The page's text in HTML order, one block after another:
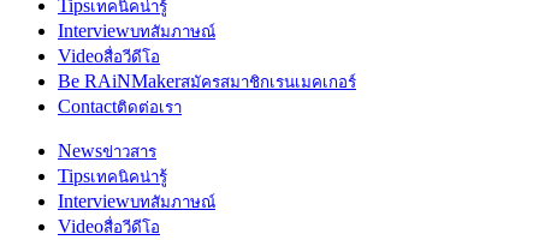
Tipsเทคนิคน่ารู้
Interviewบทสัมภาษณ์
Videoสื่อวีดีโอ
Be RAiNMakerสมัครสมาชิกเรนเมคเกอร์
Contactติดต่อเรา
Newsข่าวสาร
Tipsเทคนิคน่ารู้
Interviewบทสัมภาษณ์
Videoสื่อวีดีโอ